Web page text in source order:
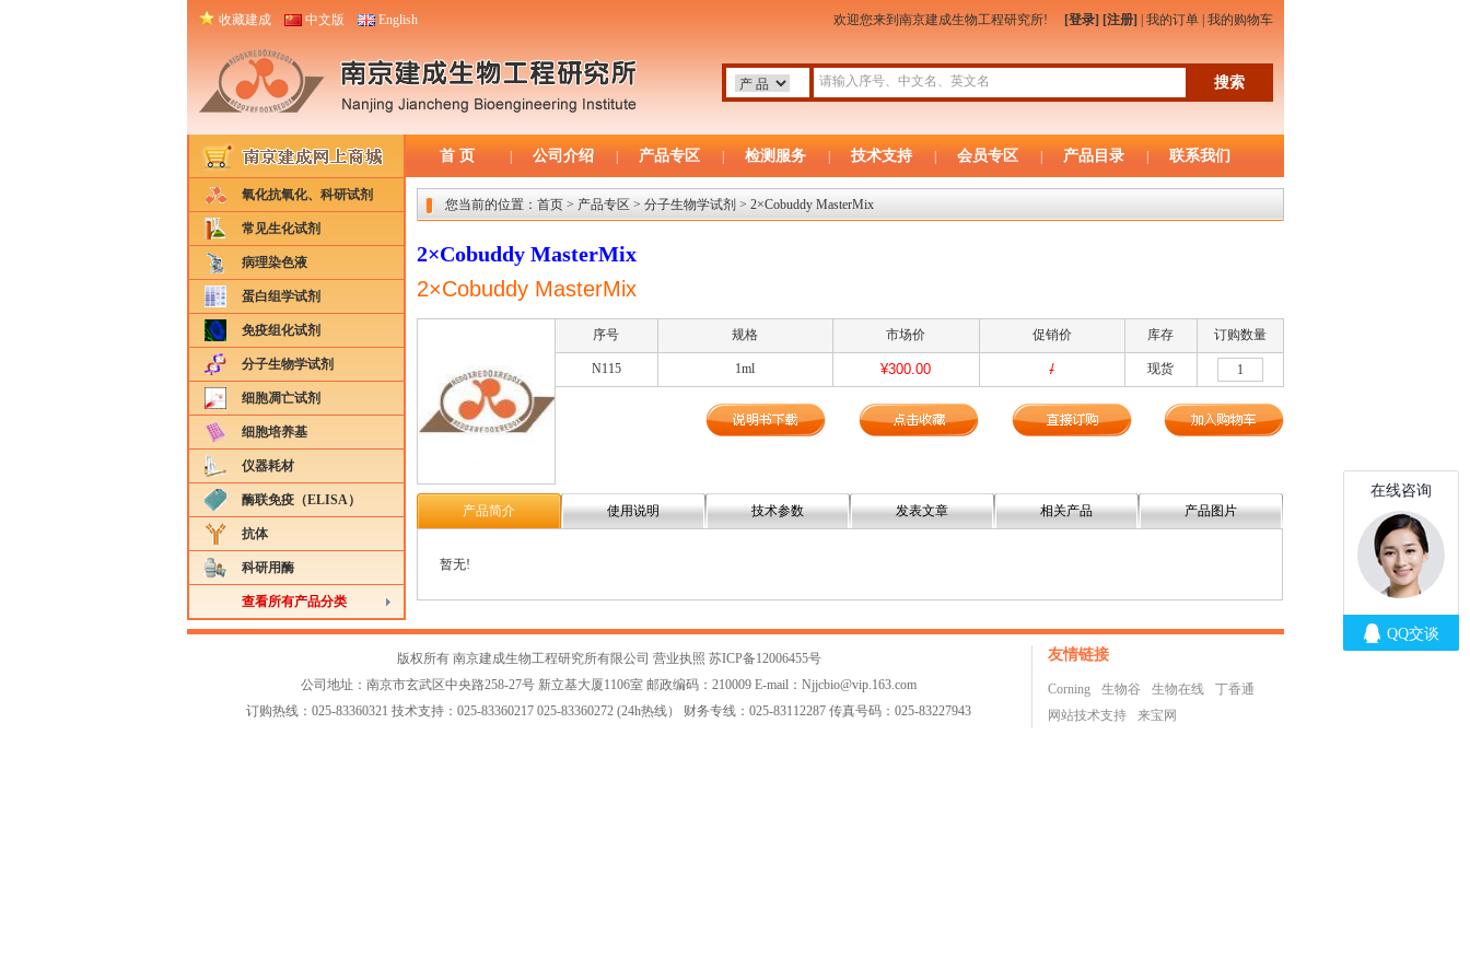
欢迎您来到南京建成生物工程研究所! [登录] [注册] 我的订单| 我的购物车
收藏建成 中文版 English
首 页 公司介绍 产品专区 检测服务 技术支持 会员专区 产品目录 联系我们
氧化抗氧化、科研试剂
常见生化试剂
病理染色液
蛋白组学试剂
免疫组化试剂
分子生物学试剂
细胞凋亡试剂
细胞培养基
仪器耗材
酶联免疫（ELISA）
抗体
科研用酶
查看所有产品分类
您当前的位置： 首页> 产品专区 > 分子生物学试剂 > 2×Cobuddy MasterMix
2×Cobuddy MasterMix
2×Cobuddy MasterMix
序号 规格 市场价 促销价 库存 订购数量
N115 1ml ¥300.00 / 现货
产品简介 使用说明 技术参数 发表文章 相关产品 产品图片
暂无!
版权所有 南京建成生物工程研究所有限公司 营业执照 苏ICP备12006455号
公司地址：南京市玄武区中央路258-27号 新立基大厦1106室 邮政编码：210009 E-mail： Njjcbio@vip.163.com
订购热线：025-83360321 技术支持：025-83360217 025-83360272 (24h热线） 财务专线：025-83112287 传真号码：025-83227943
友情链接
Corning 生物谷 生物在线
丁香通
网站技术支持
来宝网